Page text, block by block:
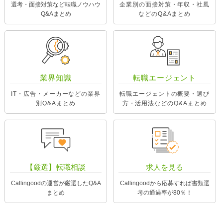
選考・面接対策など転職ノウハウ
Q&Aまとめ
企業別の面接対策・年収・社風
などのQ&Aまとめ
業界知識
IT・広告・メーカーなどの業界
別Q&Aまとめ
転職エージェント
転職エージェントの概要・選び
方・活用法などのQ&Aまとめ
【厳選】転職相談
Callingoodの運営が厳選したQ&A
まとめ
求人を見る
Callingoodから応募すれば書類選
考の通過率が80％！